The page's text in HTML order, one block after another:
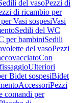
del vasoPezzi di
di ricambio per
Vasi sospesiVasi
Sedili del WC
per bambiniSedili
del vasoPezzi
Con
Ulteriori
Bidet sospesiBidet
AccessoriPezzi
comandi per